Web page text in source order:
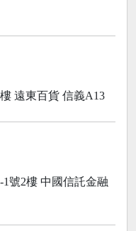
遠東百貨 信義A13
號2樓 中國信託金融